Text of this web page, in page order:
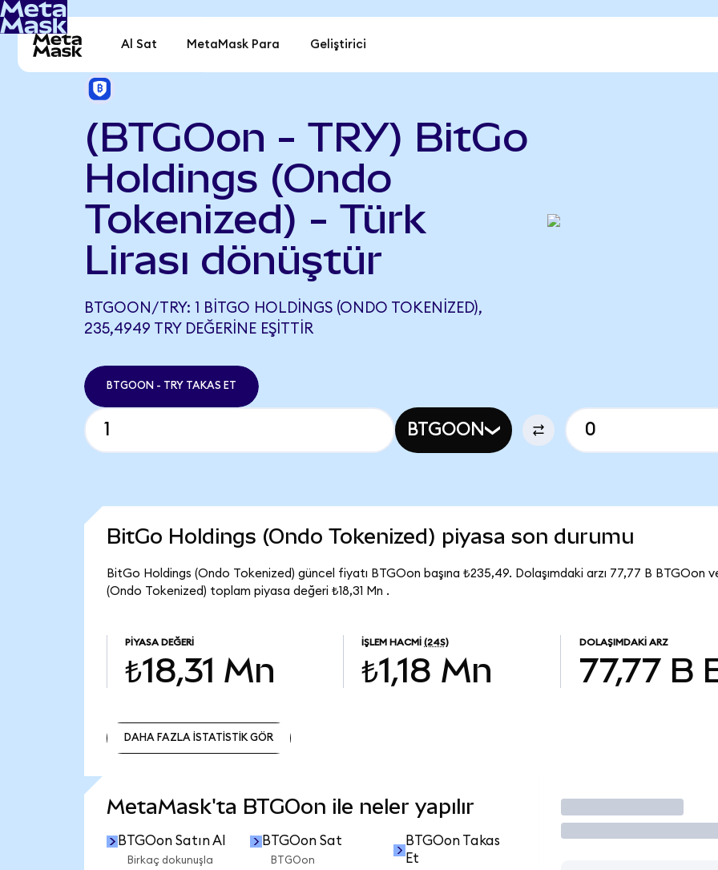
Al Sat MetaMask Para Geliştirici
(BTGOon - TRY) BitGo
Holdings (Ondo
Tokenized) - Türk
Lirası dönüştür
BTGOON/TRY: 1 BITGO HOLDINGS (ONDO TOKENIZED),
235,4949 TRY DEĞERINE EŞITTIR
BTGOON - TRY TAKAS ET
BTGOON
BitGo Holdings (Ondo Tokenized) piyasa son durumu
BitGo Holdings (Ondo Tokenized) güncel fiyatı BTGOon başına ₺235,49. Dolaşımdaki arzı 77,77 B BTGOon
(Ondo Tokenized) toplam piyasa değeri ₺18,31 Mn .
PIYASA DEĞERI
₺18,31 Mn
İŞLEM HACMI (24S)
₺1,18 Mn
DOLAŞIMDAKI ARZ
77,77 B
DAHA FAZLA İSTATİSTİK GÖR
MetaMask'ta BTGOon ile neler yapılır
BTGOon Satın Al
Birkaç dokunuşla
BTGOon Sat
BTGOon
BTGOon Takas
Et
İşlem Yap